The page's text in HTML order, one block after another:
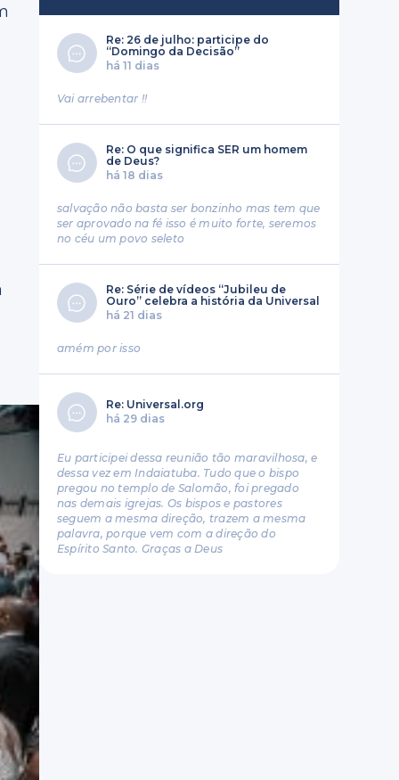
Re: 26 de julho: participe do
“Domingo da Decisão”
há 11 dias
Vai arrebentar !!
Re: O que significa SER um homem
de Deus?
há 18 dias
salvação não basta ser bonzinho mas tem que
ser aprovado na fé isso é muito forte, seremos
no céu um povo seleto
Re: Série de vídeos “Jubileu de
Ouro” celebra a história da Universal
há 21 dias
amém por isso
Re: Universal.org
há 29 dias
Eu participei dessa reunião tão maravilhosa, e
dessa vez em Indaiatuba. Tudo que o bispo
pregou no templo de Salomão, foi pregado
nas demais igrejas. Os bispos e pastores
seguem a mesma direção, trazem a mesma
palavra, porque vem com a direção do
Espírito Santo. Graças a Deus